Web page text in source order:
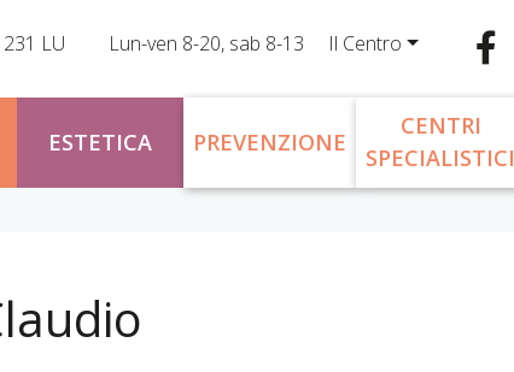
LU Lun-ven 8-20, sab 8-13 Il Centro
ESTETICA PREVENZIONE
CENTRI
SPECIALISTICI